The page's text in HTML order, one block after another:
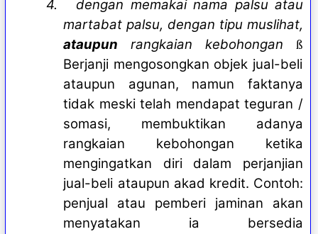
4.
dengan memakai nama palsu atau
martabat palsu, dengan tipu muslihat,
ataupun rangkaian kebohongan ß
Berjanji mengosongkan objek jual-beli
ataupun agunan, namun faktanya
tidak meski telah mendapat teguran /
somasi, membuktikan adanya
rangkaian kebohongan ketika
mengingatkan diri dalam perjanjian
jual-beli ataupun akad kredit. Contoh:
penjual atau pemberi jaminan akan
menyatakan ia bersedia